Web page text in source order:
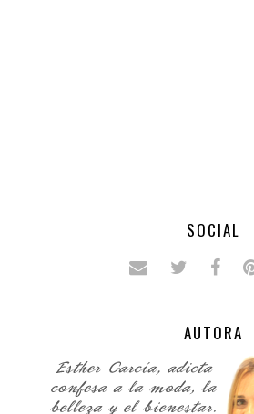
SOCIAL
AUTORA